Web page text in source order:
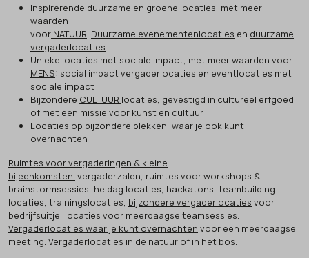
Inspirerende duurzame en groene locaties, met meer
waarden
voor NATUUR. Duurzame evenementenlocaties en duurzame
vergaderlocaties
Unieke locaties met sociale impact, met meer waarden voor
MENS: social impact vergaderlocaties en eventlocaties met
sociale impact
Bijzondere CULTUUR locaties, gevestigd in cultureel erfgoed
of met een missie voor kunst en cultuur
Locaties op bijzondere plekken, waar je ook kunt
overnachten
Ruimtes voor vergaderingen & kleine
bijeenkomsten: vergaderzalen, ruimtes voor workshops &
brainstormsessies, heidag locaties, hackatons, teambuilding
locaties, trainingslocaties, bijzondere vergaderlocaties voor
bedrijfsuitje, locaties voor meerdaagse teamsessies.
Vergaderlocaties waar je kunt overnachten voor een meerdaagse
meeting. Vergaderlocaties in de natuur of in het bos.